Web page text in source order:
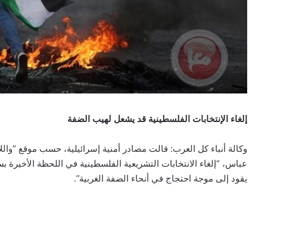
إلغاء الإنتخابات الفلسطينية قد يشعل لهيب الضفة
وكالة أنباء كل العرب: قالت مصادر أمنية إسرائيلية، حسب موقع
عباس، “إلغاء الانتخابات التشريعية الفلسطينية في اللحظة
يقود إلى موجة احتجاج في أنحاء الضفة الغربية”.